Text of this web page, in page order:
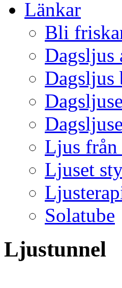
Länkar
Bli
Dagsljus
Dagsljus
Ljus från
Ljuset
Solatube
Ljustunnel